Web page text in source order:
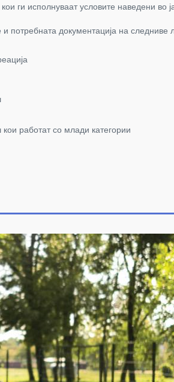
ги исполнуваат условите наведени во
потребната документација на следниве
работат со млади категории